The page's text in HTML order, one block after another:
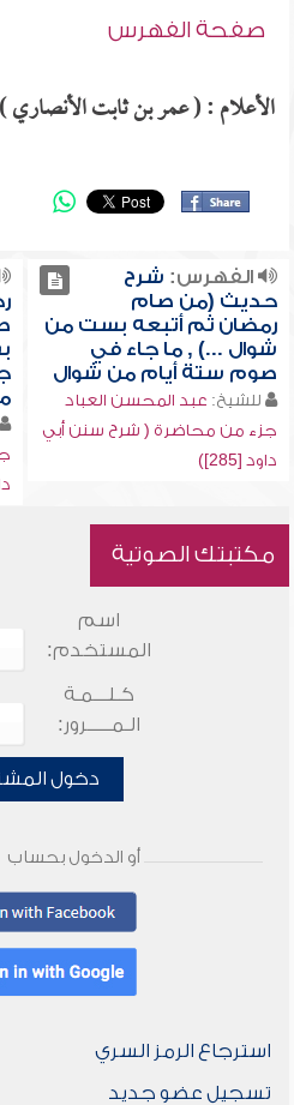
صفحة الفهرس
الأعلام : ( عمر بن ثابت الأنصاري )
الفهرس: شرح
حديث (من صام
رمضان ثم أتبعه بست من
شوال ...) , ما جاء في
صوم ستة أيام من شوال
للشيخ: عبد المحسن العباد
جزء من محاضرة ( شرح سنن أبي
داود [285])
مكتبتك الصوتية
اسم
المستخدم:
كـلـــمـة
الـمـــــرور:
دخول
أو الدخول بحساب
استرجاع الرمز السري
تسجيل عضو جديد